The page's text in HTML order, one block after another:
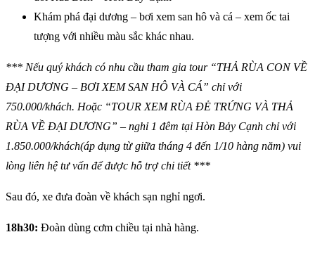
Khám phá đại dương – bơi xem san hô và cá – xem ốc tai
tượng với nhiều màu sắc khác nhau.
*** Nếu quý khách có nhu cầu tham gia tour “THẢ RÙA CON VỀ
ĐẠI DƯƠNG – BƠI XEM SAN HÔ VÀ CÁ” chỉ với
750.000/khách. Hoặc “TOUR XEM RÙA ĐẺ TRỨNG VÀ THẢ
RÙA VỀ ĐẠI DƯƠNG” – nghỉ 1 đêm tại Hòn Bảy Cạnh chỉ với
1.850.000/khách(áp dụng từ giữa tháng 4 đến 1/10 hàng năm) vui
lòng liên hệ tư vấn để được hỗ trợ chi tiết ***
Sau đó, xe đưa đoàn về khách sạn nghỉ ngơi.
18h30: Đoàn dùng cơm chiều tại nhà hàng.